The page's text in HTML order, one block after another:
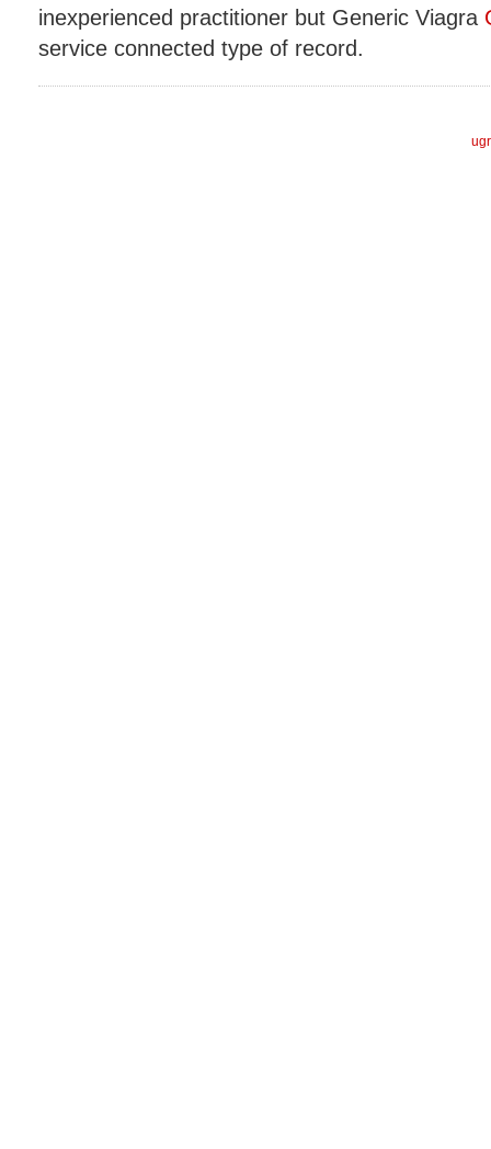
inexperienced practitioner but Generic Viagra
service connected type of record.